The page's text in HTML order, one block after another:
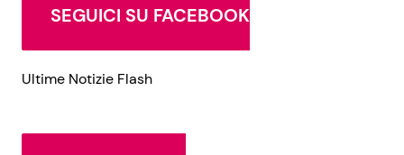
SEGUICI SU FACEBOOK
Ultime Notizie Flash